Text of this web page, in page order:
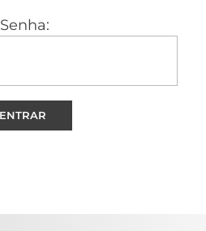
Senha: